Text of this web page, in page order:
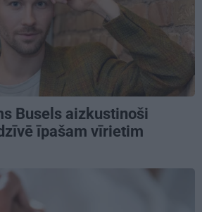
Busels aizkustinoši
īpašam vīrietim